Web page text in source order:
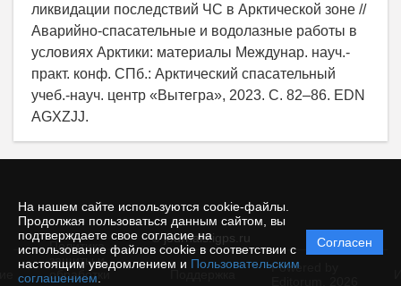
На нашем сайте используются cookie-файлы.
Продолжая пользоваться данным сайтом, вы
подтверждаете свое согласие на
использование файлов cookie в соответствии с
настоящим уведомлением и Пользовательским
соглашением
Согласен
ликвидации последствий ЧС в Арктической зоне //
Аварийно-спасательные и водолазные работы в
условиях Арктики: материалы Междунар. науч.-
практ. конф. СПб.: Арктический спасательный
учеб.-науч. центр «Вытегра», 2023. С. 82–86. EDN
AGXZJJ.
© journals.igps.ru
Политика
защиты и
обработки
Powered by